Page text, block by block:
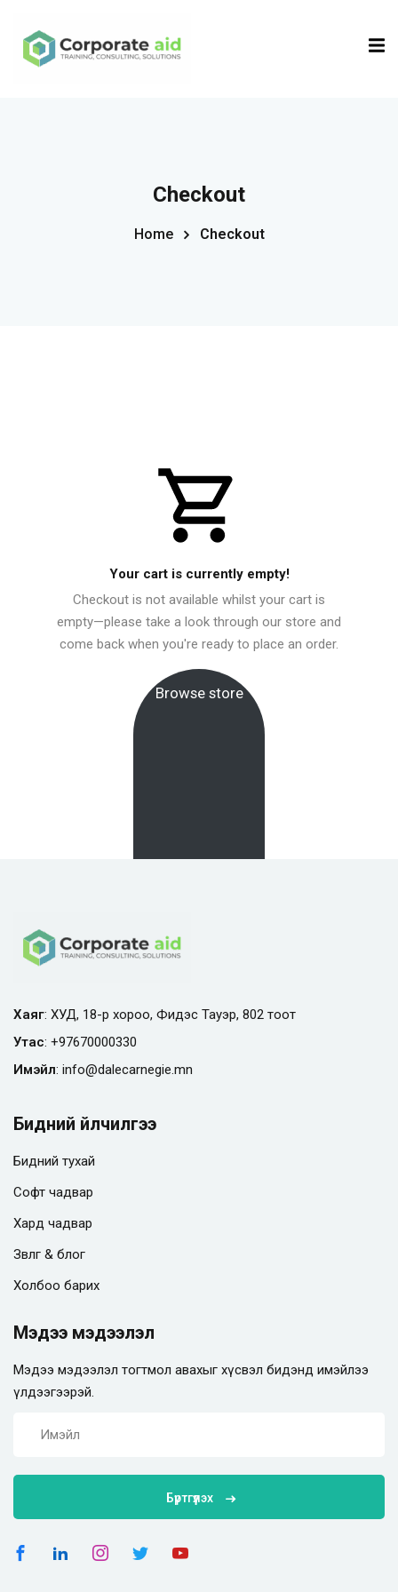
Checkout
Home Checkout
Your cart is currently empty!
Checkout is not available whilst your cart is
empty—please take a look through our store and
come back when you're ready to place an order.
Browse store
Хаяг: ХУД, 18-р хороо, Фидэс Тауэр, 802 тоот
Утас: +97670000330
Имэйл: info@dalecarnegie.mn
Бидний үйлчилгээ
Бидний тухай
Софт чадвар
Хард чадвар
Зөвлөгөө & блог
Холбоо барих
Мэдээ мэдээлэл
Мэдээ мэдээлэл тогтмол авахыг хүсвэл бидэнд имэйлээ
үлдээгээрэй.
Бүртгүүлэх
Sign in